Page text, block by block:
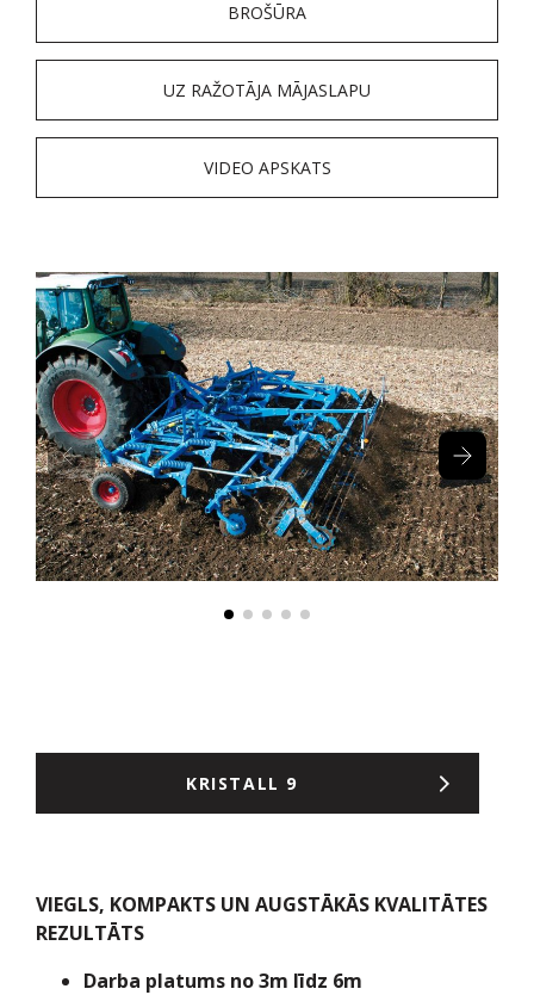
BROŠŪRA
UZ RAŽOTĀJA MĀJASLAPU
VIDEO APSKATS
KRISTALL 9
VIEGLS, KOMPAKTS UN AUGSTĀKĀS KVALITĀTES
REZULTĀTS
Darba platums no 3m līdz 6m